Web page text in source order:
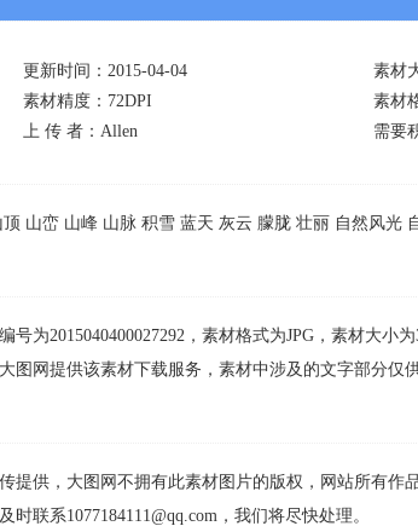
更新时间：2015-04-04
素材
素材精度：72DPI
素材
上 传 者：Allen 需要
顶 山峦 山峰 山脉 积雪 蓝天 灰云 朦胧 壮丽 自然风光
为2015040400027292，素材格式为JPG，素材大小
图网提供该素材下载服务，素材中涉及的文字部分仅
提供，大图网不拥有此素材图片的版权，网站所有作
联系1077184111@qq.com，我们将尽快处理。